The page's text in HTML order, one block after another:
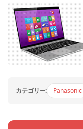
カテゴリー: Panasonic